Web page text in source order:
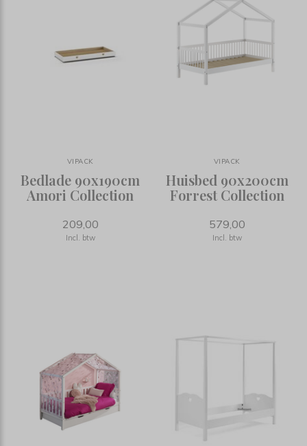
VIPACK
Bedlade 90x190cm
Amori Collection
209,00
Incl. btw
VIPACK
Huisbed 90x200cm
Forrest Collection
579,00
Incl. btw